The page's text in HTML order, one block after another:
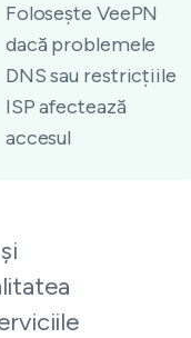
Folosește VeePN
dacă problemele
DNS sau restricțiile
ISP afectează
accesul